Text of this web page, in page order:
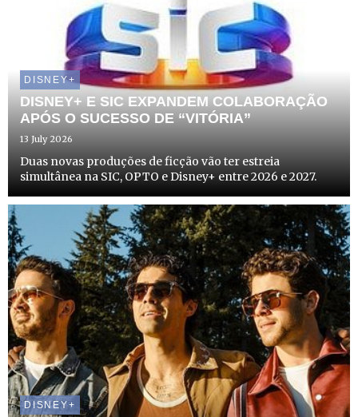
DISNEY+
DISNEY+ E SIC EXPANDEM COLABORAÇÃO
APÓS O SUCESSO DE “VITÓRIA”
13 July 2026
Duas novas produções de ficção vão ter estreia
simultânea na SIC, OPTO e Disney+ entre 2026 e 2027.
DISNEY+